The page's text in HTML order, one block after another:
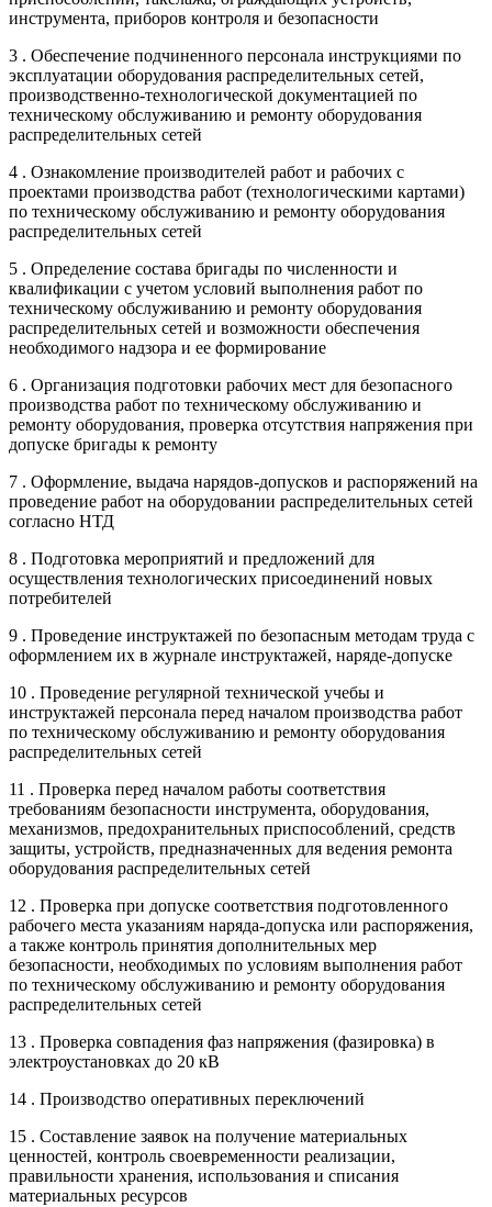
инструмента, приборов контроля и безопасности
3 . Обеспечение подчиненного персонала инструкциями по
эксплуатации оборудования распределительных сетей,
производственно-технологической документацией по
техническому обслуживанию и ремонту оборудования
распределительных сетей
4 . Ознакомление производителей работ и рабочих с
проектами производства работ (технологическими картами)
по техническому обслуживанию и ремонту оборудования
распределительных сетей
5 . Определение состава бригады по численности и
квалификации с учетом условий выполнения работ по
техническому обслуживанию и ремонту оборудования
распределительных сетей и возможности обеспечения
необходимого надзора и ее формирование
6 . Организация подготовки рабочих мест для безопасного
производства работ по техническому обслуживанию и
ремонту оборудования, проверка отсутствия напряжения при
допуске бригады к ремонту
7 . Оформление, выдача нарядов-допусков и распоряжений на
проведение работ на оборудовании распределительных сетей
согласно НТД
8 . Подготовка мероприятий и предложений для
осуществления технологических присоединений новых
потребителей
9 . Проведение инструктажей по безопасным методам труда с
оформлением их в журнале инструктажей, наряде-допуске
10 . Проведение регулярной технической учебы и
инструктажей персонала перед началом производства работ
по техническому обслуживанию и ремонту оборудования
распределительных сетей
11 . Проверка перед началом работы соответствия
требованиям безопасности инструмента, оборудования,
механизмов, предохранительных приспособлений, средств
защиты, устройств, предназначенных для ведения ремонта
оборудования распределительных сетей
12 . Проверка при допуске соответствия подготовленного
рабочего места указаниям наряда-допуска или распоряжения,
а также контроль принятия дополнительных мер
безопасности, необходимых по условиям выполнения работ
по техническому обслуживанию и ремонту оборудования
распределительных сетей
13 . Проверка совпадения фаз напряжения (фазировка) в
электроустановках до 20 кВ
14 . Производство оперативных переключений
15 . Составление заявок на получение материальных
ценностей, контроль своевременности реализации,
правильности хранения, использования и списания
материальных ресурсов